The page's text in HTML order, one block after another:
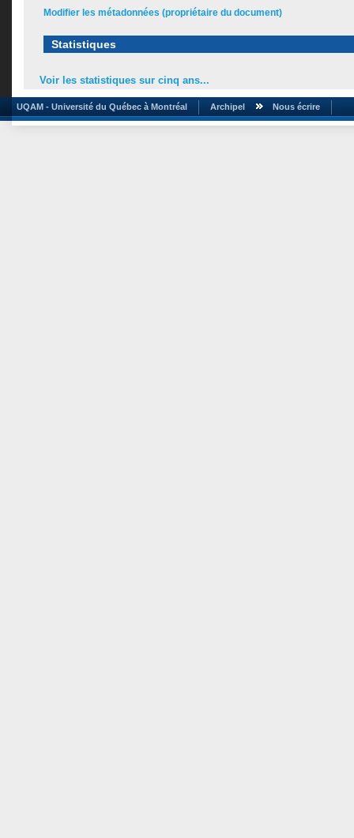
Modifier les métadonnées (propriétaire du document)
Statistiques
Voir les statistiques sur cinq ans...
UQAM - Université du Québec à Montréal Archipel Nous écrire